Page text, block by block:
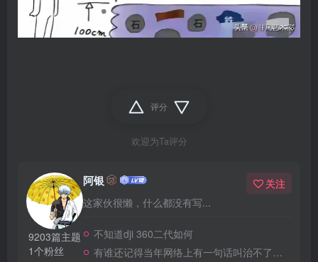
评分
欢迎为Ta评分
9203篇主题
1个粉丝
阿银
这家伙很懒，什么都没有写...
关注
不知道dji 360二代如何
有谁还记得当年网络上有一句话叫治不了洋人还治不了你吗